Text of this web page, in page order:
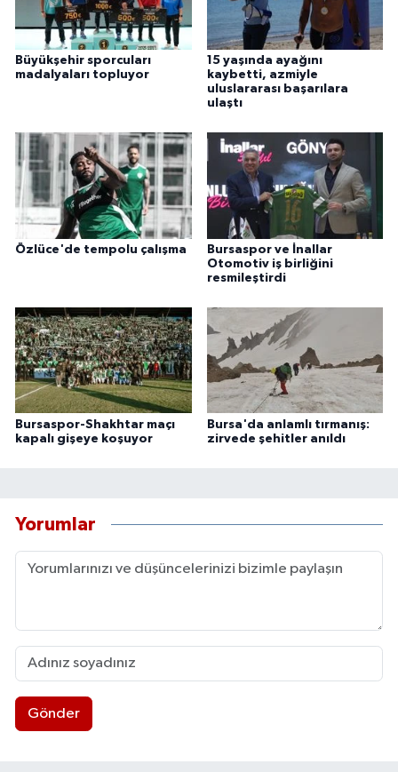
Büyükşehir sporcuları
madalyaları topluyor
15 yaşında ayağını
kaybetti, azmiyle
uluslararası başarılara
ulaştı
Özlüce'de tempolu çalışma
Bursaspor ve İnallar
Otomotiv iş birliğini
resmileştirdi
Bursaspor-Shakhtar maçı
kapalı gişeye koşuyor
Bursa'da anlamlı tırmanış:
zirvede şehitler anıldı
Yorumlar
Gönder